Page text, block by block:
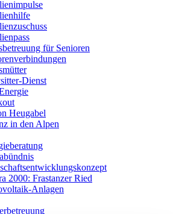
für Senioren
Dienst
Heugabel
in den Alpen
2000: Frastanzer Ried
Anlagen